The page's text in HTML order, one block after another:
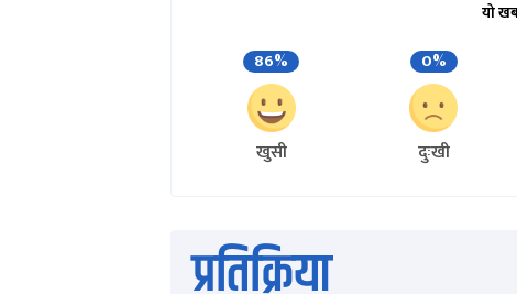
यो
86%
खुसी
0%
दुःखी
प्रतिक्रिया